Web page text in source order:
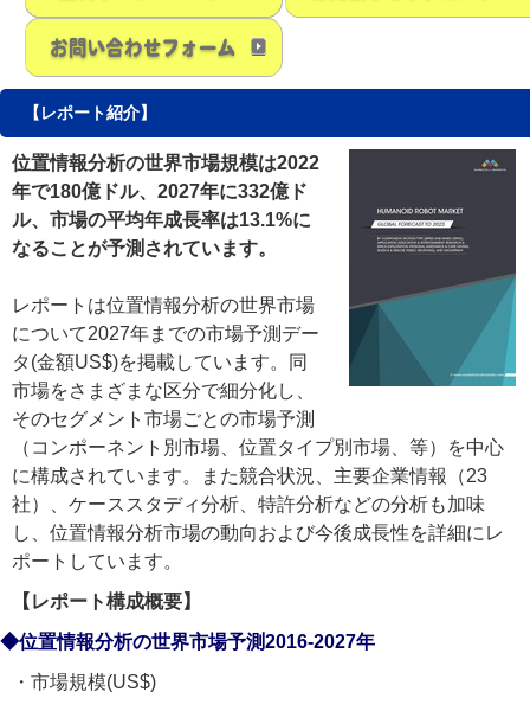
【レポート紹介】
位置情報分析の世界市場規模は2022
年で180億ドル、2027年に332億ド
ル、市場の平均年成長率は13.1%に
なることが予測されています。
レポートは位置情報分析の世界市場
について2027年までの市場予測デー
タ(金額US$)を掲載しています。同
市場をさまざまな区分で細分化し、
そのセグメント市場ごとの市場予測
（コンポーネント別市場、位置タイプ別市場、等）を中心
に構成されています。また競合状況、主要企業情報（23
社）、ケーススタディ分析、特許分析などの分析も加味
し、位置情報分析市場の動向および今後成長性を詳細にレ
ポートしています。
【レポート構成概要】
◆位置情報分析の世界市場予測2016-2027年
・市場規模(US$)